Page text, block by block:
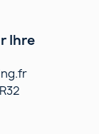
Ihre